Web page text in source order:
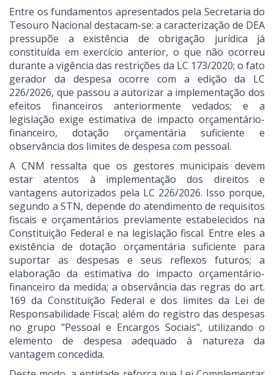
Entre os fundamentos apresentados pela Secretaria do
Tesouro Nacional destacam-se: a caracterização de DEA
pressupõe a existência de obrigação jurídica já
constituída em exercício anterior, o que não ocorreu
durante a vigência das restrições da LC 173/2020; o fato
gerador da despesa ocorre com a edição da LC
226/2026, que passou a autorizar a implementação dos
efeitos financeiros anteriormente vedados; e a
legislação exige estimativa de impacto orçamentário-
financeiro, dotação orçamentária suficiente e
observância dos limites de despesa com pessoal.
A CNM ressalta que os gestores municipais devem
estar atentos à implementação dos direitos e
vantagens autorizados pela LC 226/2026. Isso porque,
segundo a STN, depende do atendimento de requisitos
fiscais e orçamentários previamente estabelecidos na
Constituição Federal e na legislação fiscal. Entre eles a
existência de dotação orçamentária suficiente para
suportar as despesas e seus reflexos futuros; a
elaboração da estimativa do impacto orçamentário-
financeiro da medida; a observância das regras do art.
169 da Constituição Federal e dos limites da Lei de
Responsabilidade Fiscal; além do registro das despesas
no grupo "Pessoal e Encargos Sociais", utilizando o
elemento de despesa adequado à natureza da
vantagem concedida.